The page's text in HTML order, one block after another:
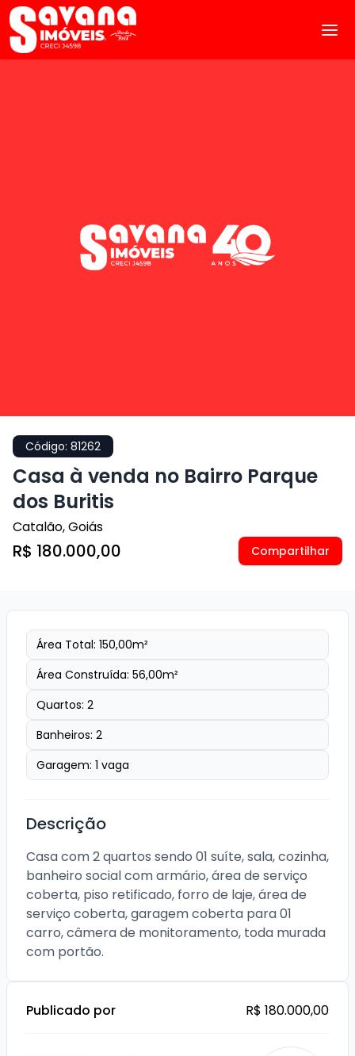
Código: 81262
Casa à venda no Bairro Parque
dos Buritis
Catalão,Goiás
R$ 180.000,00 Compartilhar
Área Total: 150,00m²
Área Construída: 56,00m²
Quartos: 2
Banheiros: 2
Garagem: 1 vaga
Descrição
Casa com 2 quartos sendo 01 suíte, sala, cozinha,
banheiro social com armário, área de serviço
coberta, piso retificado, forro de laje, área de
serviço coberta, garagem coberta para 01
carro, câmera de monitoramento, toda murada
Publicado por R$ 180.000,00